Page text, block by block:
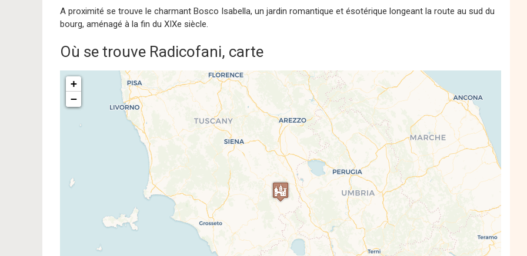
A proximité se trouve le charmant Bosco Isabella, un jardin romantique et ésotérique longeant la route au sud du
bourg, aménagé à la fin du XIXe siècle.
Où se trouve Radicofani, carte
Travelers' Map is loading...
If you see this after your page is loaded completely, leafletJS files are
missing.
+
−